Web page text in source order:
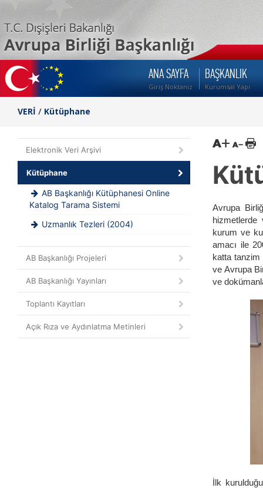
ANA SAYFA
Giriş Noktanız
BAŞKANLIK
Kurumsal Yapı
VERİ / Kütüphane
Elektronik Veri Arşivi
Kütüphane
AB Başkanlığı Kütüphanesi Online
Katalog Tarama Sistemi
Uzmanlık Tezleri (2004)
AB Başkanlığı Projeleri
AB Başkanlığı Yayınları
Toplantı Kayıtları
Açık Rıza ve Aydınlatma Metinleri
Avrupa
hizmetlerde
kurum ve
amacı ile
katta tanzim
ve Avrupa
ve
İlk